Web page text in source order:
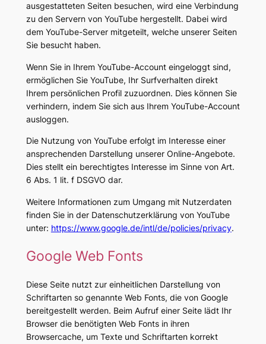
ausgestatteten Seiten besuchen, wird eine Verbindung
zu den Servern von YouTube hergestellt. Dabei wird
dem YouTube-Server mitgeteilt, welche unserer Seiten
Sie besucht haben.
Wenn Sie in Ihrem YouTube-Account eingeloggt sind,
ermöglichen Sie YouTube, Ihr Surfverhalten direkt
Ihrem persönlichen Profil zuzuordnen. Dies können Sie
verhindern, indem Sie sich aus Ihrem YouTube-Account
ausloggen.
Die Nutzung von YouTube erfolgt im Interesse einer
ansprechenden Darstellung unserer Online-Angebote.
Dies stellt ein berechtigtes Interesse im Sinne von Art.
6 Abs. 1 lit. f DSGVO dar.
Weitere Informationen zum Umgang mit Nutzerdaten
finden Sie in der Datenschutzerklärung von YouTube
unter: https://www.google.de/intl/de/policies/privacy.
Google Web Fonts
Diese Seite nutzt zur einheitlichen Darstellung von
Schriftarten so genannte Web Fonts, die von Google
bereitgestellt werden. Beim Aufruf einer Seite lädt Ihr
Browser die benötigten Web Fonts in ihren
Browsercache, um Texte und Schriftarten korrekt